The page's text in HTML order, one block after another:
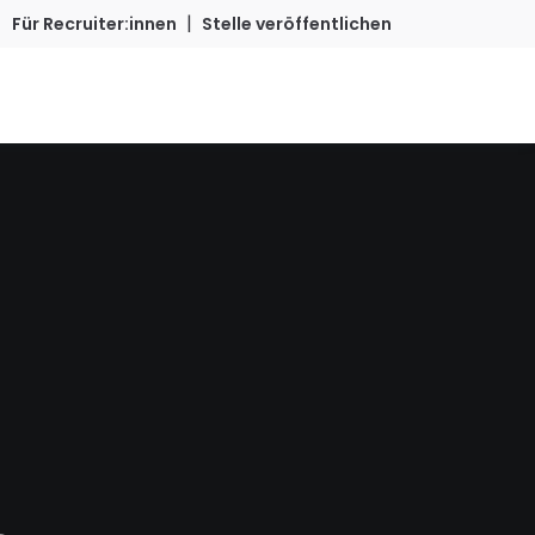
Für Recruiter:innen | Stelle veröffentlichen